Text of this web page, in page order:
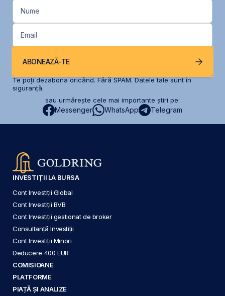
Nume
Email
ABONEAZĂ-TE
Te poți dezabona oricând. Fără SPAM. Datele tale sunt în
siguranță.
sau urmărește cele mai importante știri pe:
Messenger WhatsApp Telegram
INVESTIȚII LA BURSA
Cont Investiții Global
Cont Investiții BVB
Cont Investiții gestionat de broker
Consultanță Investiții
Cont Investiții Minori
Deducere 400 EUR
COMISIOANE
PLATFORME
PIAȚĂ ȘI ANALIZE